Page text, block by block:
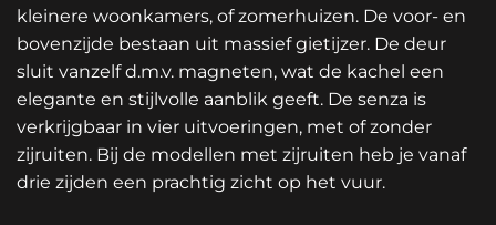
kleinere woonkamers, of zomerhuizen. De voor- en
bovenzijde bestaan uit massief gietijzer. De deur
sluit vanzelf d.m.v. magneten, wat de kachel een
elegante en stijlvolle aanblik geeft. De senza is
verkrijgbaar in vier uitvoeringen, met of zonder
zijruiten. Bij de modellen met zijruiten heb je vanaf
drie zijden een prachtig zicht op het vuur.